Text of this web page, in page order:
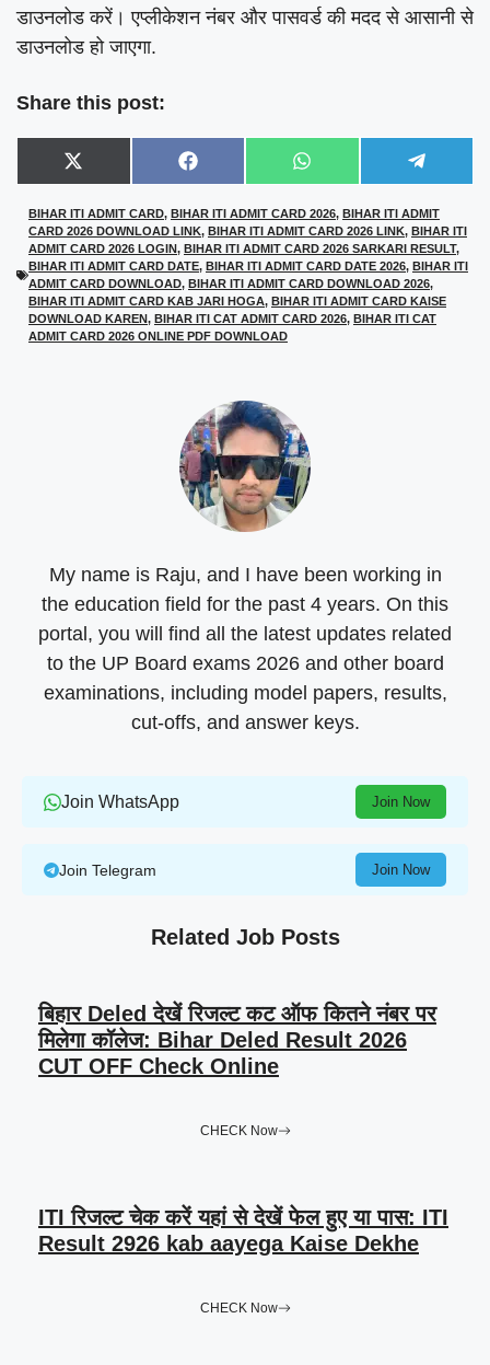
डाउनलोड करें। एप्लीकेशन नंबर और पासवर्ड की मदद से आसानी से
डाउनलोड हो जाएगा.
Share this post:
Share
on
X
(
w
i
t
t
e
r
)
Share
on
F
a
e
b
o
o
k
Share
on
W
h
t
s
A
p
p
Share
on
e
e
g
r
a
m
BIHAR ITI ADMIT CARD, BIHAR ITI ADMIT CARD 2026, BIHAR ITI ADMIT
CARD 2026 DOWNLOAD LINK, BIHAR ITI ADMIT CARD 2026 LINK, BIHAR ITI
ADMIT CARD 2026 LOGIN, BIHAR ITI ADMIT CARD 2026 SARKARI RESULT,
BIHAR ITI ADMIT CARD DATE, BIHAR ITI ADMIT CARD DATE 2026, BIHAR ITI
ADMIT CARD DOWNLOAD, BIHAR ITI ADMIT CARD DOWNLOAD 2026,
BIHAR ITI ADMIT CARD KAB JARI HOGA, BIHAR ITI ADMIT CARD KAISE
DOWNLOAD KAREN, BIHAR ITI CAT ADMIT CARD 2026, BIHAR ITI CAT
ADMIT CARD 2026 ONLINE PDF DOWNLOAD
My name is Raju, and I have been working in
the education field for the past 4 years. On this
portal, you will find all the latest updates related
to the UP Board exams 2026 and other board
examinations, including model papers, results,
cut-offs, and answer keys.
Join WhatsApp Join Now
Join Telegram Join Now
Related Job Posts
बिहार Deled देखें रिजल्ट कट ऑफ कितने नंबर पर
मिलेगा कॉलेज: Bihar Deled Result 2026
CUT OFF Check Online
CHECK Now
ITI रिजल्ट चेक करें यहां से देखें फेल हुए या पास: ITI
Result 2926 kab aayega Kaise Dekhe
CHECK Now